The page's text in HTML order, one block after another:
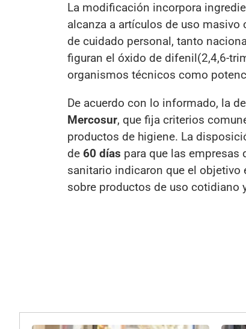
La modificación incorpora
alcanza a artículos de uso
de cuidado personal, tanto
figuran el óxido de difenil(2,4,6-
organismos técnicos como
De acuerdo con lo informado, la
Mercosur, que fija criterios
productos de higiene. La
de 60 días para que las
sanitario indicaron que el objetivo
sobre productos de uso cotidiano